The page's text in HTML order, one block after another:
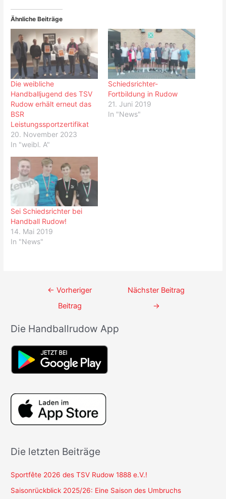
Ähnliche Beiträge
Die weibliche
Handballjugend des TSV
Rudow erhält erneut das
BSR
Leistungssportzertifikat
20. November 2023
In "weibl. A"
Schiedsrichter-
Fortbildung in Rudow
21. Juni 2019
In "News"
Sei Schiedsrichter bei
Handball Rudow!
14. Mai 2019
In "News"
Beitrags-
← Vorheriger
Beitrag
Nächster Beitrag
→
Die Handballrudow App
Die letzten Beiträge
Sportfête 2026 des TSV Rudow 1888 e.V.!
Saisonrückblick 2025/26: Eine Saison des Umbruchs